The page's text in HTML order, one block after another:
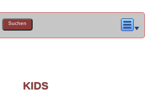
KIDS